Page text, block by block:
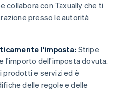
collabora con Taxually che ti
presso le autorità
l'imposta: Stripe
l'importo dell'imposta dovuta.
prodotti e servizi ed è
delle regole e delle